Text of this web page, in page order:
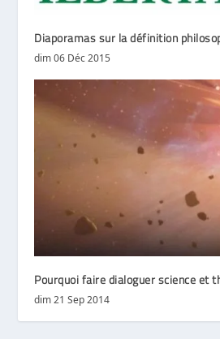
Diaporamas sur la définition
dim 06 Déc 2015
Pourquoi faire dialoguer science et
dim 21 Sep 2014